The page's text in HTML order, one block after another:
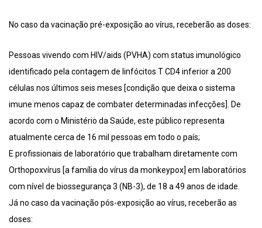
No caso da vacinação pré-exposição ao vírus, receberão as doses:
Pessoas vivendo com HIV/aids (PVHA) com status imunológico
identificado pela contagem de linfócitos T CD4 inferior a 200
células nos últimos seis meses [condição que deixa o sistema
imune menos capaz de combater determinadas infecções]. De
acordo com o Ministério da Saúde, este público representa
atualmente cerca de 16 mil pessoas em todo o país;
E profissionais de laboratório que trabalham diretamente com
Orthopoxvírus [a família do vírus da monkeypox] em laboratórios
com nível de biossegurança 3 (NB-3), de 18 a 49 anos de idade.
Já no caso da vacinação pós-exposição ao vírus, receberão as
doses: